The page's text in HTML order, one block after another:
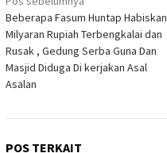
pos
Beberapa Fasum Huntap Habiskan
Milyaran Rupiah Terbengkalai dan
Rusak , Gedung Serba Guna Dan
Masjid Diduga Di kerjakan Asal
Asalan
POS TERKAIT